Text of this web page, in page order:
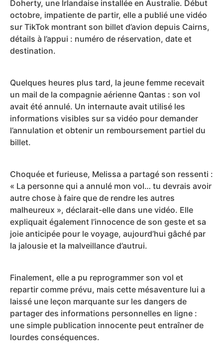
Doherty, une Irlandaise installée en Australie. Début
octobre, impatiente de partir, elle a publié une vidéo
sur TikTok montrant son billet d’avion depuis Cairns,
détails à l’appui : numéro de réservation, date et
destination.
Quelques heures plus tard, la jeune femme recevait
un mail de la compagnie aérienne Qantas : son vol
avait été annulé. Un internaute avait utilisé les
informations visibles sur sa vidéo pour demander
l’annulation et obtenir un remboursement partiel du
billet.
Choquée et furieuse, Melissa a partagé son ressenti :
« La personne qui a annulé mon vol… tu devrais avoir
autre chose à faire que de rendre les autres
malheureux », déclarait-elle dans une vidéo. Elle
expliquait également l’innocence de son geste et sa
joie anticipée pour le voyage, aujourd’hui gâché par
la jalousie et la malveillance d’autrui.
Finalement, elle a pu reprogrammer son vol et
repartir comme prévu, mais cette mésaventure lui a
laissé une leçon marquante sur les dangers de
partager des informations personnelles en ligne :
une simple publication innocente peut entraîner de
lourdes conséquences.